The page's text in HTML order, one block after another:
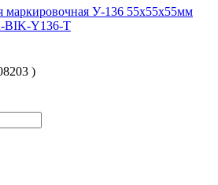
маркировочная У-136 55х55х55мм
BIK-Y136-T
)